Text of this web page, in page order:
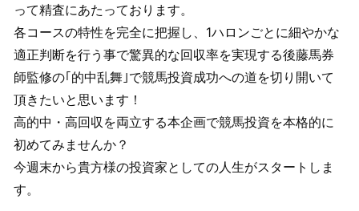
って精査にあたっております。
各コースの特性を完全に把握し、1ハロンごとに細やかな
適正判断を行う事で驚異的な回収率を実現する後藤馬券
師監修の｢的中乱舞｣で競馬投資成功への道を切り開いて
頂きたいと思います！
高的中・高回収を両立する本企画で競馬投資を本格的に
初めてみませんか？
今週末から貴方様の投資家としての人生がスタートしま
す。